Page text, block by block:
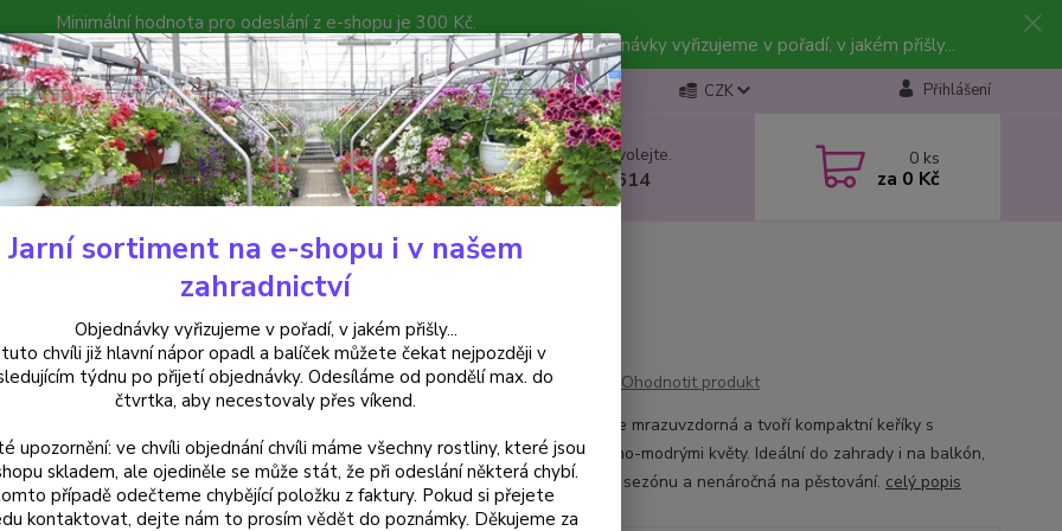
Minimální hodnota pro odeslání z e-shopu je 300 Kč.
můžete čekat nejpozději v následujícím týdnu po přijetí objednávky. Objednávky vyřizujeme v pořadí, v jakém přišly...
Poradna Kontakty CZK Přihlášení
Hledat Nevíte si rady? Zavolejte.
+420 602 223 614
0 ks
za 0 Kč
Fuchsie Copy Cat-mrazuvzdorná 1111 F
Cat-mrazuvzdorná 1111 F
Ohodnotit produkt
Copy Cat Fuchsie je mrazuvzdorná a tvoří kompaktní keříky s
podlouhlými červeno-modrými květy. Ideální do zahrady i na balkón,
atraktivní po celou sezónu a nenáročná na pěstování. celý popis
Jarní sortiment na e-shopu i v našem
zahradnictví
Objednávky vyřizujeme v pořadí, v jakém přišly...
chvíli již hlavní nápor opadl a balíček můžete čekat nejpozději v
týdnu po přijetí objednávky. Odesíláme od pondělí max. do
čtvrtka, aby necestovaly přes víkend.
upozornění: ve chvíli objednání chvíli máme všechny rostliny, které jsou
skladem, ale ojediněle se může stát, že při odeslání některá chybí.
případě odečteme chybějící položku z faktury. Pokud si přejete
kontaktovat, dejte nám to prosím vědět do poznámky. Děkujeme za